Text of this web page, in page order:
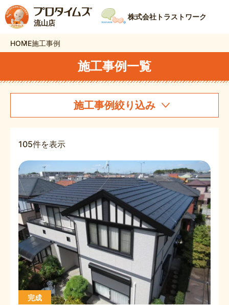
流山店
株式会社トラストワーク
HOME施工事例
施工事例一覧
施工事例絞り込み
105件を表示
完成